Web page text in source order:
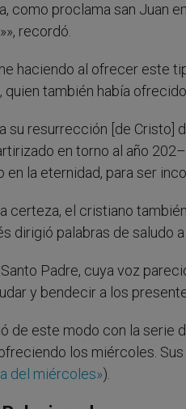
como proclama san Juan
recordó.
haciendo al ofrecer este
quien también había
su resurrección [de
en torno al año
la eternidad, para ser
certeza, el cristiano
dirigió palabras de saludo
Padre, cuya voz
y bendecir a los
de este modo con la serie
los miércoles.
del miércoles»).